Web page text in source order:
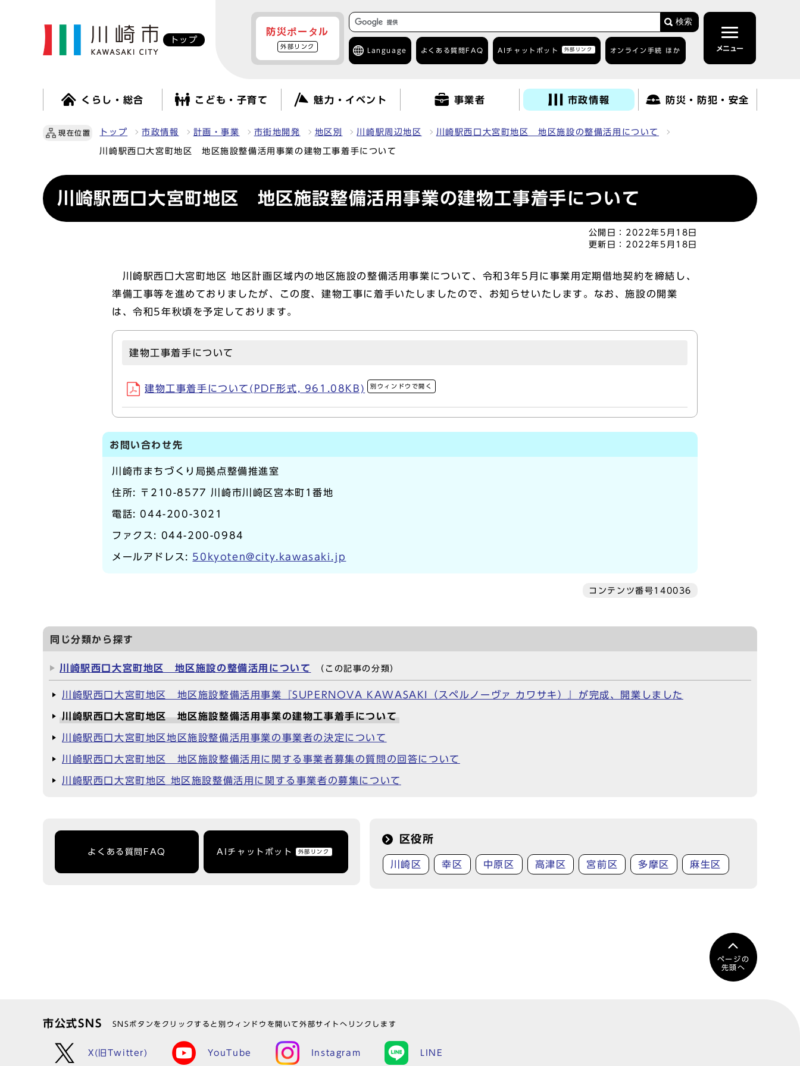
トップ
防災ポータル
外部リンク
検索
Language よくある質問 FAQ AIチャットボット 外部リンク オンライン手続 ほか メニュー
くらし・総合 こども・子育て 魅力・イベント 事業者 市政情報 防災・防犯・安全
現在位置 トップ 市政情報 計画・事業 市街地開発 地区別 川崎駅周辺地区 川崎駅西口大宮町地区 地区施設の整備活用について
川崎駅西口大宮町地区 地区施設整備活用事業の建物工事着手について
川崎駅西口大宮町地区 地区施設整備活用事業の建物工事着手について
公開日： 2022年5月18日
更新日： 2022年5月18日
川崎駅西口大宮町地区 地区計画区域内の地区施設の整備活用事業について、令和3年5月に事業用定期借地契約を締結し、
準備工事等を進めておりましたが、この度、建物工事に着手いたしましたので、お知らせいたします。なお、施設の開業
は、令和5年秋頃を予定しております。
建物工事着手について
建物工事着手について(PDF形式, 961.08KB) 別ウィンドウで開く
お問い合わせ先
川崎市まちづくり局拠点整備推進室
住所: 〒210-8577 川崎市川崎区宮本町1番地
電話: 044-200-3021
ファクス: 044-200-0984
メールアドレス: 50kyoten@city.kawasaki.jp
コンテンツ番号140036
同じ分類から探す
川崎駅西口大宮町地区 地区施設の整備活用について （この記事の分類）
川崎駅西口大宮町地区 地区施設整備活用事業『SUPERNOVA KAWASAKI（スペルノーヴァ カワサキ）』が完成、開業しました
川崎駅西口大宮町地区 地区施設整備活用事業の建物工事着手について
川崎駅西口大宮町地区地区施設整備活用事業の事業者の決定について
川崎駅西口大宮町地区 地区施設整備活用に関する事業者募集の質問の回答について
川崎駅西口大宮町地区 地区施設整備活用に関する事業者の募集について
よくある質問FAQ AIチャットボット 外部リンク
区役所
川崎区 幸区 中原区 高津区 宮前区 多摩区 麻生区
ページの
先頭へ
市公式SNS SNSボタンをクリックすると別ウィンドウを開いて外部サイトへリンクします
X(旧Twitter) YouTube Instagram LINE